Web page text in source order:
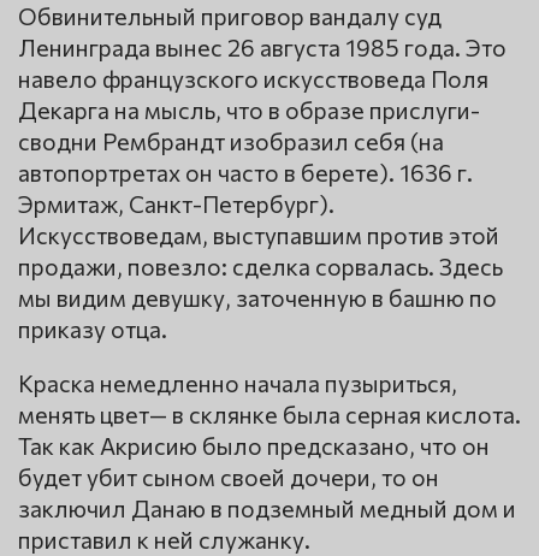
Обвинительный приговор вандалу суд
Ленинграда вынес 26 августа 1985 года. Это
навело французского искусствоведа Поля
Декарга на мысль, что в образе прислуги-
сводни Рембрандт изобразил себя (на
автопортретах он часто в берете). 1636 г.
Эрмитаж, Санкт-Петербург).
Искусствоведам, выступавшим против этой
продажи, повезло: сделка сорвалась. Здесь
мы видим девушку, заточенную в башню по
приказу отца.
Краска немедленно начала пузыриться,
менять цвет— в склянке была серная кислота.
Так как Акрисию было предсказано, что он
будет убит сыном своей дочери, то он
заключил Данаю в подземный медный дом и
приставил к ней служанку.